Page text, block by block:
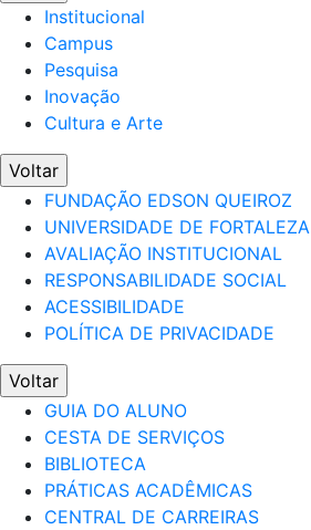
Institucional
Campus
Pesquisa
Inovação
Cultura e Arte
Voltar
FUNDAÇÃO EDSON QUEIROZ
UNIVERSIDADE DE FORTALEZA
AVALIAÇÃO INSTITUCIONAL
RESPONSABILIDADE SOCIAL
ACESSIBILIDADE
POLÍTICA DE PRIVACIDADE
Voltar
GUIA DO ALUNO
CESTA DE SERVIÇOS
BIBLIOTECA
PRÁTICAS ACADÊMICAS
CENTRAL DE CARREIRAS